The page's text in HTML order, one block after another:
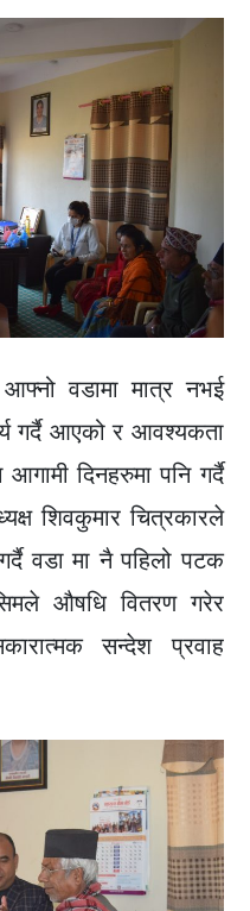
वडामा मात्र नभई
गर्दै आएको र आवश्यकता
दिनहरुमा पनि गर्दै
शिवकुमार चित्रकारले
वडा मा नै पहिलो पटक
औषधि वितरण गरेर
सन्देश प्रवाह